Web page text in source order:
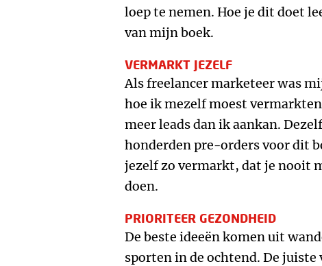
loep te nemen. Hoe je dit doet
van mijn boek.
VERMARKT JEZELF
Als freelancer marketeer was
hoe ik mezelf moest
meer leads dan ik aankan.
honderden pre-orders voor dit
jezelf zo vermarkt, dat je nooit
doen.
PRIORITEER GEZONDHEID
De beste ideeën komen uit
sporten in de ochtend. De